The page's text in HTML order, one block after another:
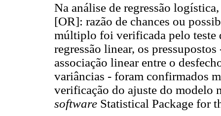
Na análise de regressão
[OR]: razão de chances ou
múltiplo foi verificada pelo teste
regressão linear, os
associação linear entre o
variâncias - foram confirmados
verificação do ajuste do modelo
software Statistical Package for